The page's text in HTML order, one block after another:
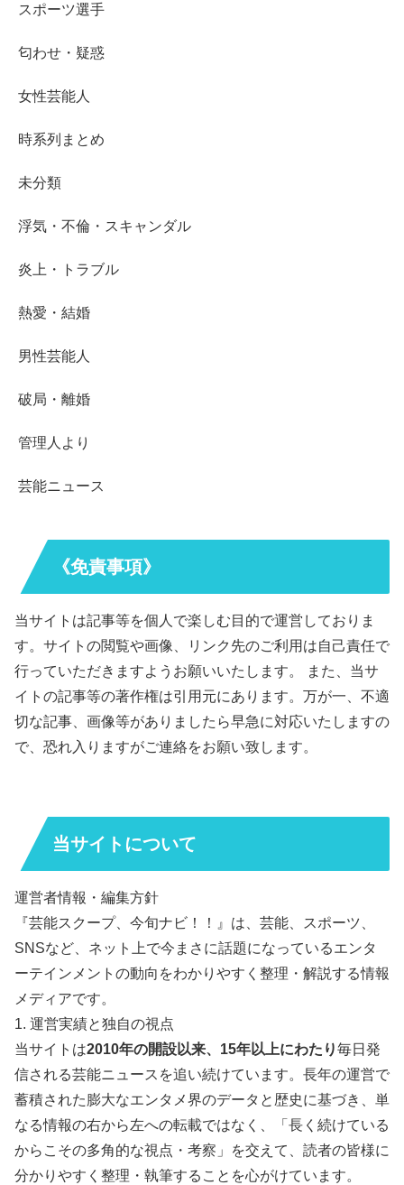
スポーツ選手
匂わせ・疑惑
女性芸能人
時系列まとめ
未分類
浮気・不倫・スキャンダル
炎上・トラブル
熱愛・結婚
男性芸能人
破局・離婚
管理人より
芸能ニュース
《免責事項》
当サイトは記事等を個人で楽しむ目的で運営しておりま
す。サイトの閲覧や画像、リンク先のご利用は自己責任で
行っていただきますようお願いいたします。 また、当サ
イトの記事等の著作権は引用元にあります。万が一、不適
切な記事、画像等がありましたら早急に対応いたしますの
で、恐れ入りますがご連絡をお願い致します。
当サイトについて
運営者情報・編集方針
『芸能スクープ、今旬ナビ！！』は、芸能、スポーツ、
SNSなど、ネット上で今まさに話題になっているエンタ
ーテインメントの動向をわかりやすく整理・解説する情報
メディアです。
1. 運営実績と独自の視点
当サイトは2010年の開設以来、15年以上にわたり毎日発
信される芸能ニュースを追い続けています。長年の運営で
蓄積された膨大なエンタメ界のデータと歴史に基づき、単
なる情報の右から左への転載ではなく、「長く続けている
からこその多角的な視点・考察」を交えて、読者の皆様に
分かりやすく整理・執筆することを心がけています。